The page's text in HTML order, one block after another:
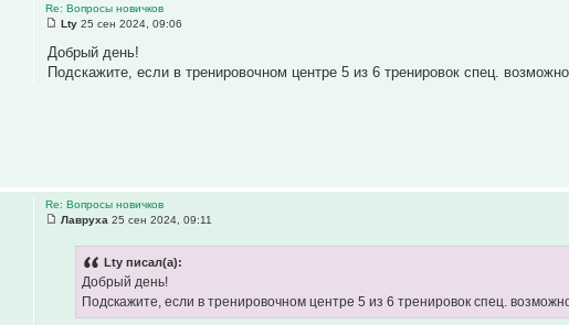
Re: Вопросы новичков
Lty 25 сен 2024, 09:06
Добрый день!
Подскажите, если в тренировочном центре 5 из 6 тренировок спец.
Re: Вопросы новичков
Лавруха 25 сен 2024, 09:11
Lty писал(а):
Добрый день!
Подскажите, если в тренировочном центре 5 из 6 тренировок спец.